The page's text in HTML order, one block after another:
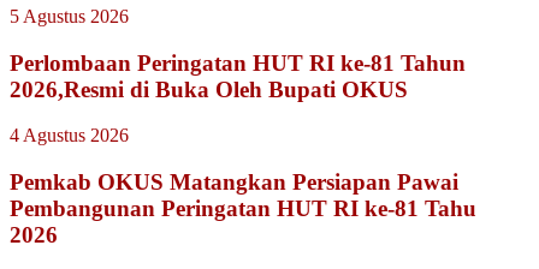
5 Agustus 2026
Perlombaan Peringatan HUT RI ke-81 Tahun
2026,Resmi di Buka Oleh Bupati OKUS
4 Agustus 2026
Pemkab OKUS Matangkan Persiapan Pawai
Pembangunan Peringatan HUT RI ke-81 Tahu
2026